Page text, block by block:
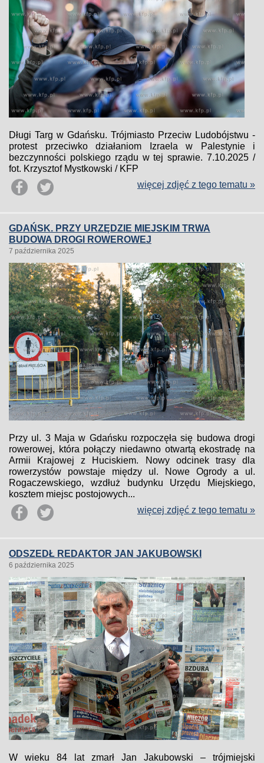
Długi Targ w Gdańsku. Trójmiasto Przeciw Ludobójstwu -
protest przeciwko działaniom Izraela w Palestynie i
bezczynności polskiego rządu w tej sprawie. 7.10.2025 /
fot. Krzysztof Mystkowski / KFP
więcej zdjęć z tego tematu »
GDAŃSK. PRZY URZĘDZIE MIEJSKIM TRWA
BUDOWA DROGI ROWEROWEJ
7 października 2025
Przy ul. 3 Maja w Gdańsku rozpoczęła się budowa drogi
rowerowej, która połączy niedawno otwartą ekostradę na
Armii Krajowej z Huciskiem. Nowy odcinek trasy dla
rowerzystów powstaje między ul. Nowe Ogrody a ul.
Rogaczewskiego, wzdłuż budynku Urzędu Miejskiego,
kosztem miejsc postojowych...
więcej zdjęć z tego tematu »
ODSZEDŁ REDAKTOR JAN JAKUBOWSKI
6 października 2025
W wieku 84 lat zmarł Jan Jakubowski – trójmiejski